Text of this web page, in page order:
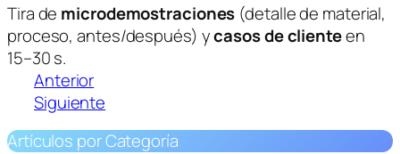
Tira de microdemostraciones (detalle de material,
proceso, antes/después) ycasos de clienteen
15–30 s.
Anterior
Siguiente
Artículos por Categoría